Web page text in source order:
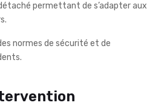
permettant de s’adapter aux
normes de sécurité et de